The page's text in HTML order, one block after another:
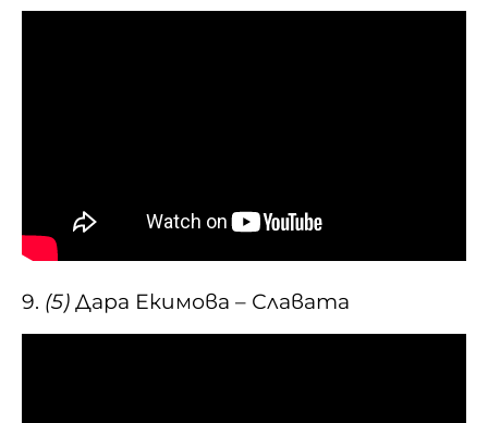
9. (5) Дара Екимова – Славата